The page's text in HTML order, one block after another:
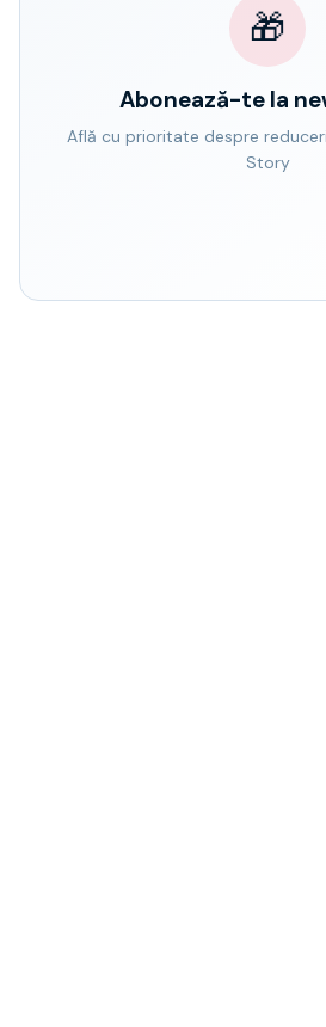
🎁
Abonează-te la
Află cu prioritate despre
Story